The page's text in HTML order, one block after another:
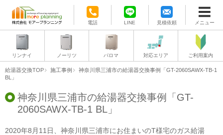
電話 LINE 見積依頼 メニュー
リンナイ ノーリツ パロマ 対応エリア ご利用案内
給湯器交換TOP 施工事例
神奈川県三浦市の給湯器交換事例「GT-2060SAWX-TB-1
BL」
神奈川県三浦市の給湯器交換事例「GT-
2060SAWX-TB-1 BL」
2020年8月11日、神奈川県三浦市にお住まいのT様宅のガス給湯